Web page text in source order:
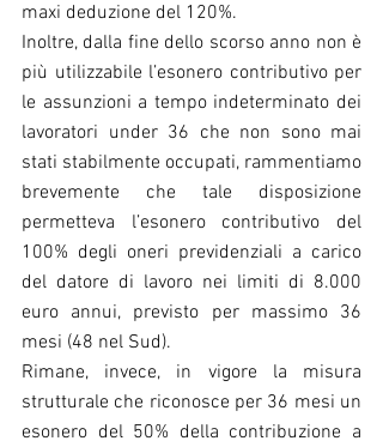
maxi deduzione del 120%.
Inoltre, dalla fine dello scorso anno non è
più utilizzabile l’esonero contributivo per
le assunzioni a tempo indeterminato dei
lavoratori under 36 che non sono mai
stati stabilmente occupati, rammentiamo
brevemente che tale disposizione
permetteva l’esonero contributivo del
100% degli oneri previdenziali a carico
del datore di lavoro nei limiti di 8.000
euro annui, previsto per massimo 36
mesi (48 nel Sud).
Rimane, invece, in vigore la misura
strutturale che riconosce per 36 mesi un
esonero del 50% della contribuzione a